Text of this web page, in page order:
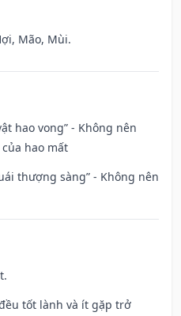
Mão, Mùi.
hao vong” - Không nên
hao mất
thượng sàng” - Không nên
tốt lành và ít gặp trở